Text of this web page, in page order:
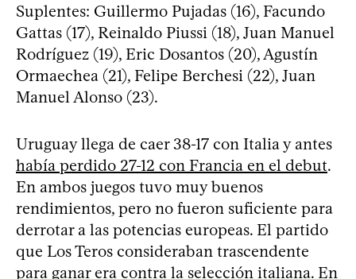
Suplentes: Guillermo Pujadas (16), Facundo
Gattas (17), Reinaldo Piussi (18), Juan Manuel
Rodríguez (19), Eric Dosantos (20), Agustín
Ormaechea (21), Felipe Berchesi (22), Juan
Manuel Alonso (23).
Uruguay llega de caer 38-17 con Italia y antes
había perdido 27-12 con Francia en el debut.
En ambos juegos tuvo muy buenos
rendimientos, pero no fueron suficiente para
derrotar a las potencias europeas. El partido
que Los Teros consideraban trascendente
para ganar era contra la selección italiana. En